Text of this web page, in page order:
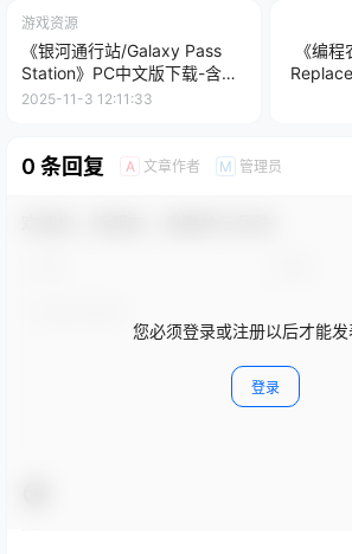
游戏资源
《银河通行站/Galaxy Pass
Station》PC中文版下载-含
v1.4.3
2025-11-3 12:11:33
《编
0 条回复 A 文章作者 M 管理员
您必须登录或注册以后才能
登录